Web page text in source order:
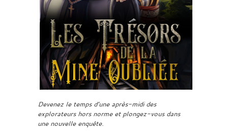
Devenez le temps d’une après-midi des
explorateurs hors norme et plongez-vous dans
une nouvelle enquête.